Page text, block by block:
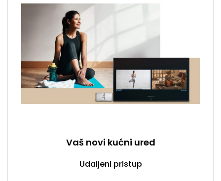
Vaš novi kućni ured
Udaljeni pristup